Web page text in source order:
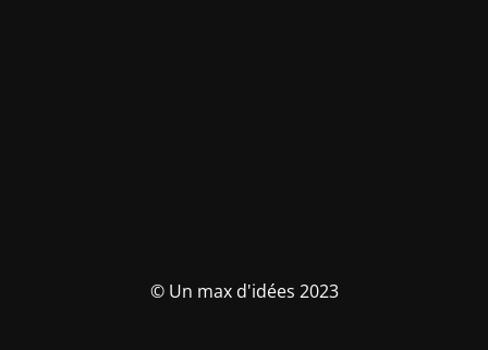
© Un max d'idées 2023